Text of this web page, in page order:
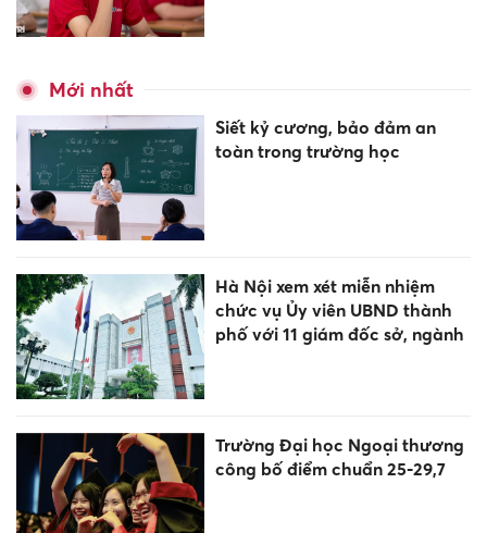
Mới nhất
Siết kỷ cương, bảo đảm an
toàn trong trường học
Hà Nội xem xét miễn nhiệm
chức vụ Ủy viên UBND thành
phố với 11 giám đốc sở, ngành
Trường Đại học Ngoại thương
công bố điểm chuẩn 25-29,7